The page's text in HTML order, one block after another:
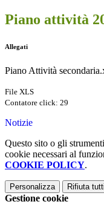
Piano attività
Allegati
Piano Attività
File XLS
Contatore click: 29
Notizie
Questo sito o gli
cookie necessari al
COOKIE POLICY.
Personalizza Rifiuta tutti
Gestione cookie